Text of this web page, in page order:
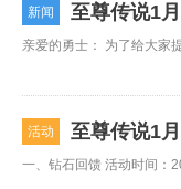
新闻 至尊传说1
活动 至尊传说1